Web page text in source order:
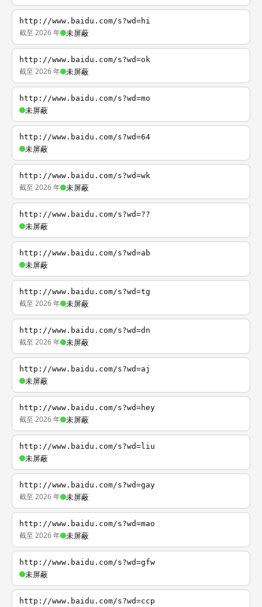
http://www.baidu.com/s?wd=hi
截至 2026 年 未屏蔽
http://www.baidu.com/s?wd=ok
截至 2026 年 未屏蔽
http://www.baidu.com/s?wd=mo
未屏蔽
http://www.baidu.com/s?wd=64
未屏蔽
http://www.baidu.com/s?wd=wk
截至 2026 年 未屏蔽
http://www.baidu.com/s?wd=??
未屏蔽
http://www.baidu.com/s?wd=ab
未屏蔽
http://www.baidu.com/s?wd=tg
截至 2026 年 未屏蔽
http://www.baidu.com/s?wd=dn
截至 2026 年 未屏蔽
http://www.baidu.com/s?wd=aj
未屏蔽
http://www.baidu.com/s?wd=hey
截至 2026 年 未屏蔽
http://www.baidu.com/s?wd=liu
未屏蔽
http://www.baidu.com/s?wd=gay
截至 2026 年 未屏蔽
http://www.baidu.com/s?wd=mao
截至 2026 年 未屏蔽
http://www.baidu.com/s?wd=gfw
未屏蔽
http://www.baidu.com/s?wd=ccp